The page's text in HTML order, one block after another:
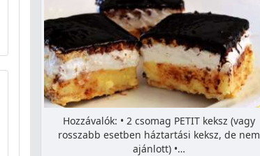
Hozzávalók: • 2 csomag PETIT keksz (vagy
rosszabb esetben háztartási keksz, de nem
ajánlott) •…